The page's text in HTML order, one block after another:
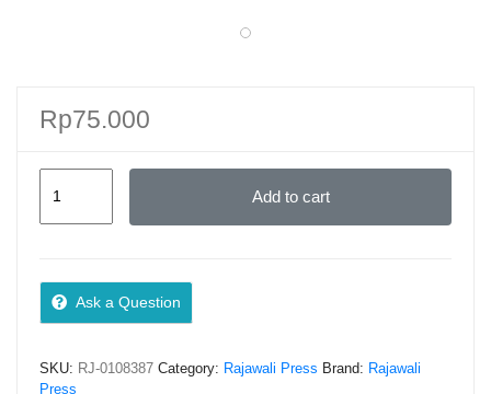
Rp75.000
DAN
KEISLAMAN
Sumarlin
Add to cart
Ask a Question
SKU: RJ-0108387 Category: Rajawali Press Brand: Rajawali
Press